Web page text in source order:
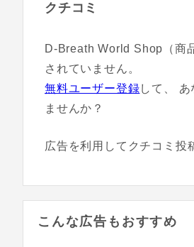
クチコミ
D-Breath World Shop（商
されていません。
無料ユーザー登録して、
ませんか？
広告を利用してクチコミ投
こんな広告もおすすめ